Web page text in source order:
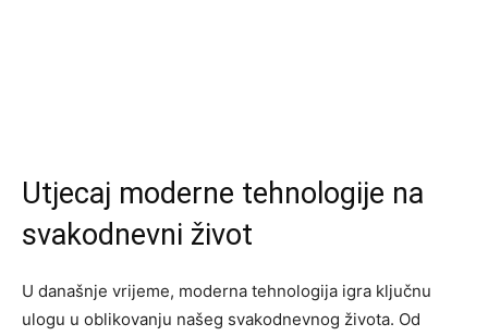
Utjecaj moderne tehnologije na
svakodnevni život
U današnje vrijeme, moderna tehnologija igra ključnu
ulogu u oblikovanju našeg svakodnevnog života. Od